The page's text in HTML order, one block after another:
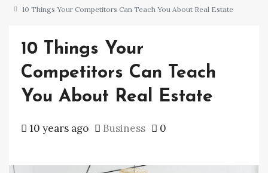
10 Things Your Competitors Can Teach You About Real Estate
10 Things Your
Competitors Can Teach
You About Real Estate
10 years ago Business 0